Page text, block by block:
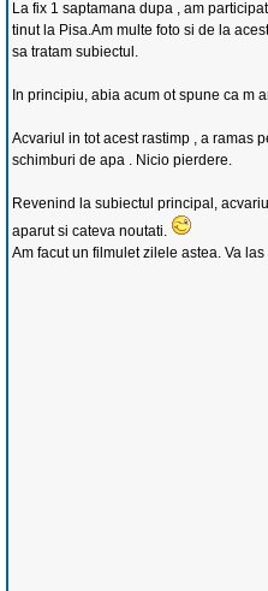
La fix 1 saptamana dupa , am
tinut la Pisa.Am multe foto si de la
sa tratam subiectul.
In principiu, abia acum ot spune ca m
Acvariul in tot acest rastimp , a ramas
schimburi de apa . Nicio pierdere.
Revenind la subiectul principal,
aparut si cateva noutati.
Am facut un filmulet zilele astea. Va